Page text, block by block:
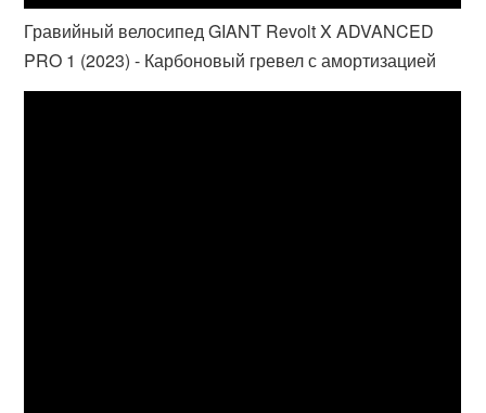
Гравийный велосипед GIANT Revolt X ADVANCED
PRO 1 (2023) - Карбоновый гревел с амортизацией